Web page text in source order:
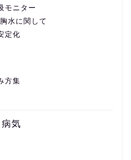
モニター
水に関して
定化
方集
気